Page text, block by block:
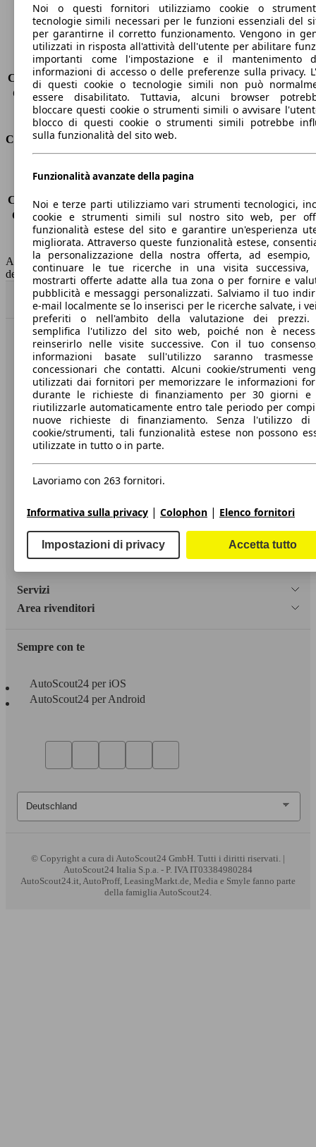
Carico massimo
-
Porte
5
Sedili
5
Carico sul tetto
-
Capacità di traino (senza freni) -
Capacità di traino (con freni)
1200 kg
Volume del bagagliaio
434 l
Consumi
Emissioni di CO2*
5.5 l/100km
Consumo (extra-urbano) 4.0 l/100km
Consumo (combinato)*
4.6 l/100km
Classe di emissione
Euro 6
Capacità del serbatoio
44 l
AutoScout24 non si assume alcuna responsabilità per la correttezza
dei dati.
Torna su
Benvenuti su AutoScout24, il mercato auto europeo.
Società
A proposito di AutoScout24
Stampa
Media
Condizioni generali
Informazioni
Privacy
Dichiarazione di Accessibilità
Servizi
Area rivenditori
Sempre con te
AutoScout24 per iOS
AutoScout24 per Android
© Copyright a cura di AutoScout24 GmbH. Tutti i diritti riservati. |
AutoScout24 Italia S.p.a. - P. IVA IT03384980284
AutoScout24.it, AutoProff, LeasingMarkt.de, Media e Smyle fanno parte
della famiglia AutoScout24.
Noi o questi fornitori utilizziamo cookie o
tecnologie simili necessari per le funzioni essenziali del
per garantirne il corretto funzionamento. Vengono in
utilizzati in risposta all'attività dell'utente per abilitare
importanti come l'impostazione e il mantenimento
informazioni di accesso o delle preferenze sulla privacy.
di questi cookie o tecnologie simili non può
essere disabilitato. Tuttavia, alcuni browser
bloccare questi cookie o strumenti simili o avvisare
blocco di questi cookie o strumenti simili potrebbe
sulla funzionalità del sito web.
Funzionalità avanzate della pagina
Noi e terze parti utilizziamo vari strumenti tecnologici,
cookie e strumenti simili sul nostro sito web, per
funzionalità estese del sito e garantire un'esperienza
migliorata. Attraverso queste funzionalità estese,
la personalizzazione della nostra offerta, ad esempio,
continuare le tue ricerche in una visita successiva,
mostrarti offerte adatte alla tua zona o per fornire e
pubblicità e messaggi personalizzati. Salviamo il tuo
e-mail localmente se lo inserisci per le ricerche salvate, i
preferiti o nell'ambito della valutazione dei prezzi.
semplifica l'utilizzo del sito web, poiché non è
reinserirlo nelle visite successive. Con il tuo
informazioni basate sull'utilizzo saranno
concessionari che contatti. Alcuni cookie/strumenti
utilizzati dai fornitori per memorizzare le informazioni
durante le richieste di finanziamento per 30 giorni e
riutilizzarle automaticamente entro tale periodo per
nuove richieste di finanziamento. Senza l'utilizzo
cookie/strumenti, tali funzionalità estese non possono
utilizzate in tutto o in parte.
Lavoriamo con 263 fornitori.
Informativa sulla privacy | Colophon | Elenco fornitori
Impostazioni di privacy Accetta tutto